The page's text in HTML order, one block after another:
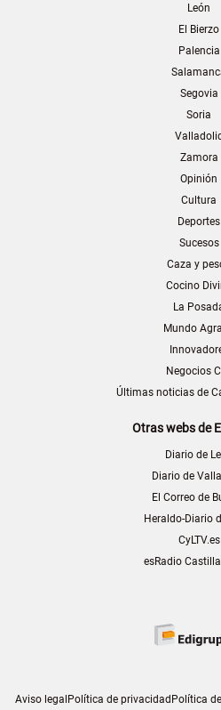
León
El Bierzo
Palencia
Segovia
Soria
Valladolid
Zamora
Opinión
Cultura
Deportes
Sucesos
Caza y
Cocino
La
Mundo
Negocios
Últimas noticias de
Otras webs de
Diario de
Diario de
El Correo de
Heraldo-Diario
CyLTV.es
esRadio
Aviso legal Política de privacidad Política